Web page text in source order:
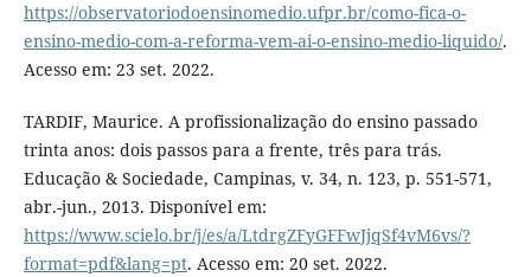
https://observatoriodoensinomedio.ufpr.br/como-fica-o-
ensino-medio-com-a-reforma-vem-ai-o-ensino-medio-liquido/.
Acesso em: 23 set. 2022.
TARDIF, Maurice. A profissionalização do ensino passado
trinta anos: dois passos para a frente, três para trás.
Educação & Sociedade, Campinas, v. 34, n. 123, p. 551-571,
abr.-jun., 2013. Disponível em:
https://www.scielo.br/j/es/a/LtdrgZFyGFFwJjqSf4vM6vs/?
format=pdf&lang=pt. Acesso em: 20 set. 2022.